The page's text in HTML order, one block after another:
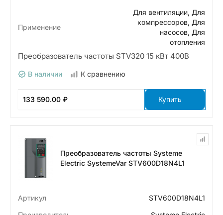
Применение
Для вентиляции, Для
компрессоров, Для
насосов, Для
отопления
Преобразователь частоты STV320 15 кВт 400В
В наличии К сравнению
133 590.00 ₽ Купить
Преобразователь частоты Systeme
Electric SystemeVar STV600D18N4L1
Артикул
STV600D18N4L1